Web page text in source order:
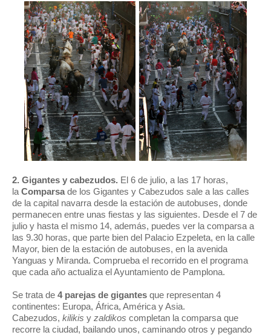
2. Gigantes y cabezudos. El 6 de julio, a las 17 horas,
la Comparsa de los Gigantes y Cabezudos sale a las calles
de la capital navarra desde la estación de autobuses, donde
permanecen entre unas fiestas y las siguientes. Desde el 7 de
julio y hasta el mismo 14, además, puedes ver la comparsa a
las 9.30 horas, que parte bien del Palacio Ezpeleta, en la calle
Mayor, bien de la estación de autobuses, en la avenida
Yanguas y Miranda. Comprueba el recorrido en el programa
que cada año actualiza el Ayuntamiento de Pamplona.
Se trata de 4 parejas de gigantes que representan 4
continentes: Europa, África, América y Asia.
Cabezudos, kilikis y zaldikos completan la comparsa que
recorre la ciudad, bailando unos, caminando otros y pegando